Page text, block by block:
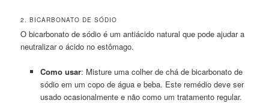
2. BICARBONATO DE SÓDIO
O bicarbonato de sódio é um antiácido natural que pode ajudar a
neutralizar o ácido no estômago.
Como usar: Misture uma colher de chá de bicarbonato de
sódio em um copo de água e beba. Este remédio deve ser
usado ocasionalmente e não como um tratamento regular.